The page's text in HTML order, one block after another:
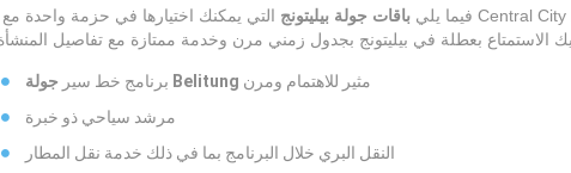
فيما يليباقات جولة بيليتونج التي يمكنك اختيارها في حزمة واحدة مع
برنامج خط سير جولة Belitung مثير للاهتمام ومرن
مرشد سياحي ذو خبرة
النقل البري خلال البرنامج بما في ذلك خدمة نقل المطار